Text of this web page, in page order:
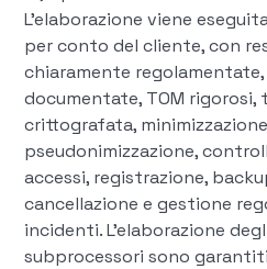
L'elaborazione viene
per conto del cliente, con
chiaramente
documentate, TOM rigorosi,
crittografata,
pseudonimizzazione,
accessi, registrazione,
cancellazione e gestione
incidenti. L'elaborazione
subprocessori sono garantiti